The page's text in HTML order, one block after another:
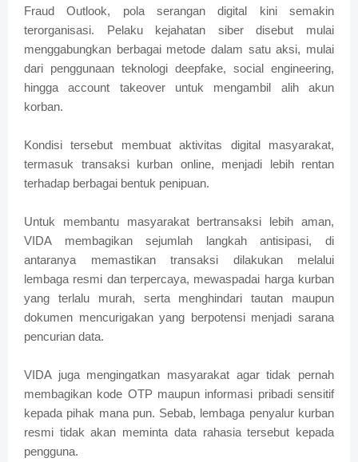
Fraud Outlook, pola serangan digital kini semakin
terorganisasi. Pelaku kejahatan siber disebut mulai
menggabungkan berbagai metode dalam satu aksi, mulai
dari penggunaan teknologi deepfake, social engineering,
hingga account takeover untuk mengambil alih akun
korban.
Kondisi tersebut membuat aktivitas digital masyarakat,
termasuk transaksi kurban online, menjadi lebih rentan
terhadap berbagai bentuk penipuan.
Untuk membantu masyarakat bertransaksi lebih aman,
VIDA membagikan sejumlah langkah antisipasi, di
antaranya memastikan transaksi dilakukan melalui
lembaga resmi dan terpercaya, mewaspadai harga kurban
yang terlalu murah, serta menghindari tautan maupun
dokumen mencurigakan yang berpotensi menjadi sarana
pencurian data.
VIDA juga mengingatkan masyarakat agar tidak pernah
membagikan kode OTP maupun informasi pribadi sensitif
kepada pihak mana pun. Sebab, lembaga penyalur kurban
resmi tidak akan meminta data rahasia tersebut kepada
pengguna.